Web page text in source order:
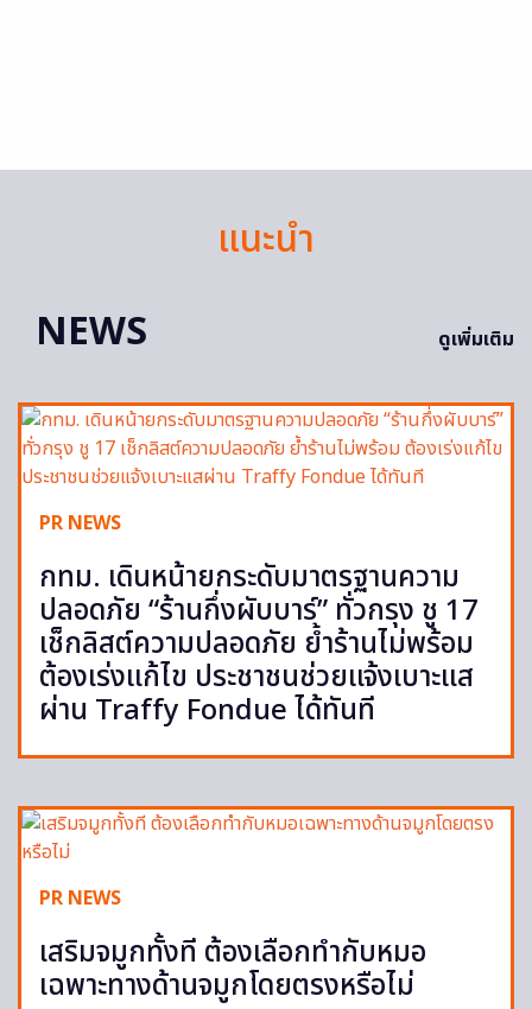
แนะนำ
NEWS
ดูเพิ่มเติม
PR NEWS
กทม. เดินหน้ายกระดับมาตรฐานความ
ปลอดภัย “ร้านกึ่งผับบาร์” ทั่วกรุง ชู 17
เช็กลิสต์ความปลอดภัย ย้ำร้านไม่พร้อม
ต้องเร่งแก้ไข ประชาชนช่วยแจ้งเบาะแส
ผ่าน Traffy Fondue ได้ทันที
PR NEWS
เสริมจมูกทั้งที ต้องเลือกทำกับหมอ
เฉพาะทางด้านจมูกโดยตรงหรือไม่